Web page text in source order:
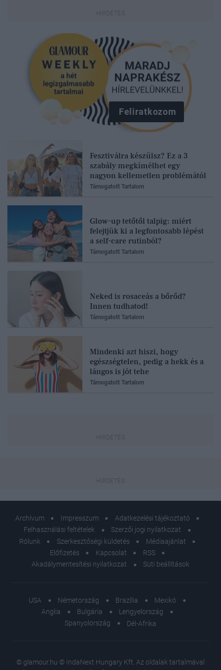
Feliratkozom
Fesztiválra készülsz? Ez a 3
szabály megkímélhet egy
nagyon kellemetlen problémától
Támogatott Tartalom
Glow-up tetőtől talpig: miért
felejtjük ki a legfontosabb lépést
a self-care rutinból?
Támogatott Tartalom
Neked is rosaceás a bőrőd?
Innen tudhatod!
Támogatott Tartalom
Mindenki azt hiszi, hogy
egészségtelen, pedig a hekk és a
lángos is jót tehe
Támogatott Tartalom
Archívum Impresszum
Adatkezelési tájékoztató
Felhasználási feltételek
Szerzői jogi nyilatkozat
Rólunk
Szerkesztőségi küldetés
Médiaajánlat
Előfizetés
Kapcsolat
RSS
Akadálymentesítési nyilatkozat
Süti beállítások
USA Németország Brazília
Mexikó
Anglia
Bulgária
Lengyelország
Spanyolország
Dél-Afrika
© glamour.hu © IndaNext Hungary Kft. Az oldalak tartalmával